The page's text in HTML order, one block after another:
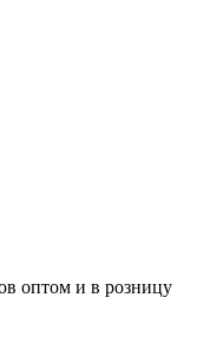
оптом и в розницу